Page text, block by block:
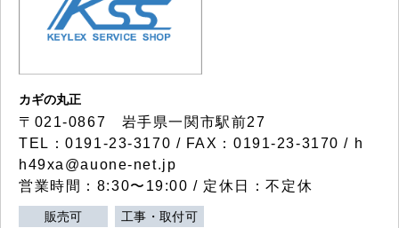
カギの丸正
〒021-0867 岩手県一関市駅前27
TEL：0191-23-3170 / FAX：0191-23-3170 / h
h49xa@auone-net.jp
営業時間：8:30〜19:00 / 定休日：不定休
販売可 工事・取付可